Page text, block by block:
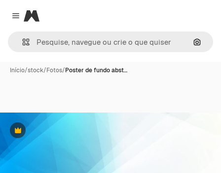
Close menu
Magnific
Início/stock/Fotos/Poster de fundo abst…
Premium